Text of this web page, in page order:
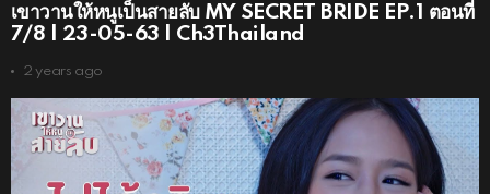
เขาวานให้หนูเป็นสายลับ MY SECRET BRIDE EP.1 ตอนที่
7/8 | 23-05-63 | Ch3Thailand
2 years ago